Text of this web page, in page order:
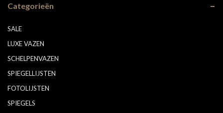
Categorieën
SALE
LUXE VAZEN
SCHELPENVAZEN
SPIEGELLIJSTEN
FOTOLIJSTEN
SPIEGELS